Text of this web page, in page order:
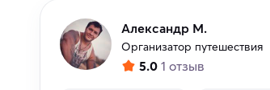
Александр М.
Организатор путешествия
5.0 1 отзыв